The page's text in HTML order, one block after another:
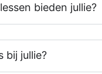
bieden jullie?
bij jullie?